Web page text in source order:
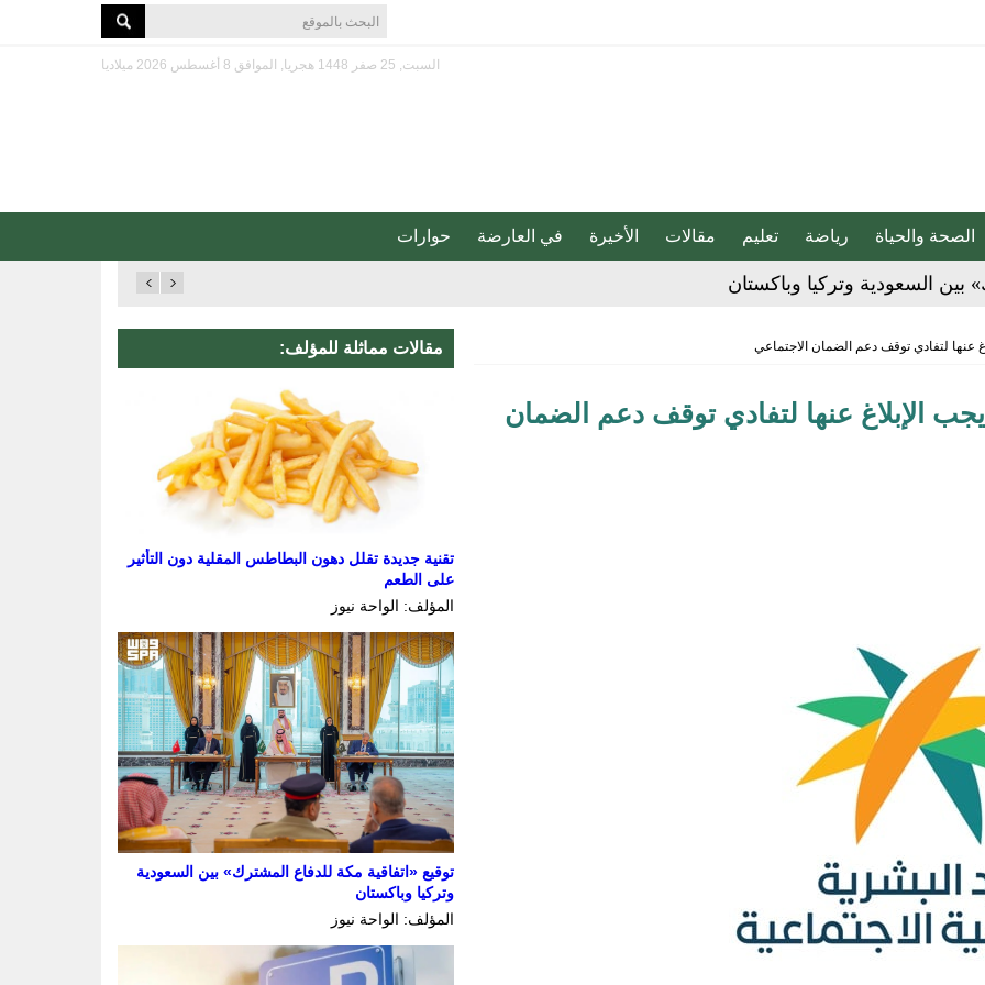
السبت, 25 صفر 1448 هجريا, الموافق 8 أغسطس 2026 ميلاديا
الصحة والحياة رياضة تعليم مقالات الأخيرة في العارضة حوارات
بين السعودية وتركيا وباكستان
للإبداع والاحترافية بقيادة محمد الضيف
منتجات قهوة وشوكولاتة مضاف إليها الجينسنغ
ليست من التابعين
الفكرة إلى “أثر”
دون التأثير على الطعم
تشدد: 8 تغييرات يجب الإبلاغ عنها لتفادي توقف دعم الضمان
مقالات مماثلة للمؤلف:
تقنية جديدة تقلل دهون البطاطس المقلية دون التأثير
على الطعم
المؤلف: الواحة نيوز
توقيع «اتفاقية مكة للدفاع المشترك» بين السعودية
وتركيا وباكستان
المؤلف: الواحة نيوز